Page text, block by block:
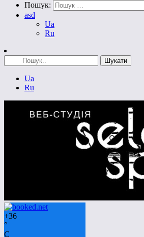
Пошук:
asd
Ua
Ru
Ua
Ru
+36
°
C